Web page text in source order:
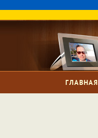
ГЛАВНАЯ